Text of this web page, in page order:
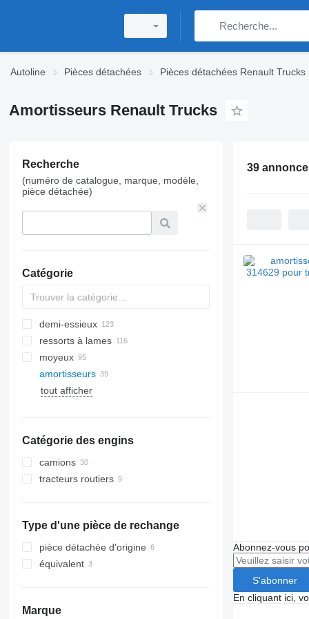
Autoline Pièces détachées Pièces détachées Renault Trucks
Amortisseurs Renault Trucks
Recherche
(numéro de catalogue, marque, modèle,
pièce détachée)
Catégorie
demi-essieux
ressorts à lames
moyeux
amortisseurs
tout afficher
Catégorie des engins
camions
tracteurs routiers
Type d'une pièce de rechange
pièce détachée d'origine
équivalent
Marque
39
Abonnez-vous
S'abonner
En cliquant ici,